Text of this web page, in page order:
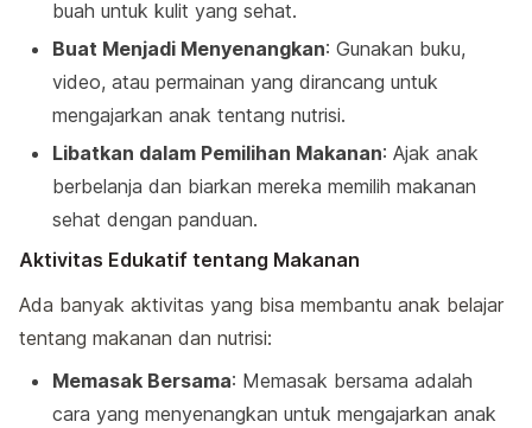
buah untuk kulit yang sehat.
Buat Menjadi Menyenangkan: Gunakan buku,
video, atau permainan yang dirancang untuk
mengajarkan anak tentang nutrisi.
Libatkan dalam Pemilihan Makanan: Ajak anak
berbelanja dan biarkan mereka memilih makanan
sehat dengan panduan.
Aktivitas Edukatif tentang Makanan
Ada banyak aktivitas yang bisa membantu anak belajar
tentang makanan dan nutrisi:
Memasak Bersama: Memasak bersama adalah
cara yang menyenangkan untuk mengajarkan anak